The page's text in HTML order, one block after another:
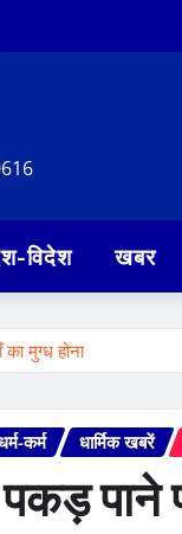
विदेश खबर
मुग्ध होना
कर्म धार्मिक खबरें
पाने